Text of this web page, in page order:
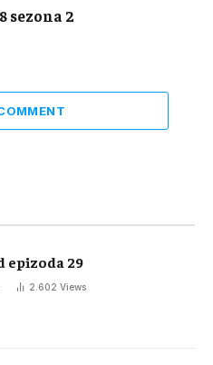
sezona 2
epizoda 29
2.602 Views